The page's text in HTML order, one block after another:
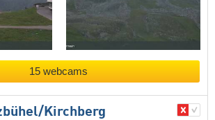
15 webcams
​Kirchberg